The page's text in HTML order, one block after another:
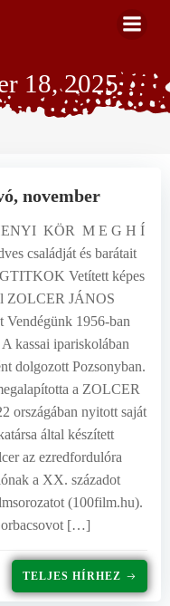
18, 2025
november
KÖR M E G H Í
családját és barátait
Vetített képes
ZOLCER JÁNOS
Vendégünk 1956-ban
kassai ipariskolában
dolgozott Pozsonyban.
a ZOLCER
országában nyitott saját
által készített
az ezredfordulóra
a XX. századot
(100film.hu).
[…]
TELJES HÍRHEZ